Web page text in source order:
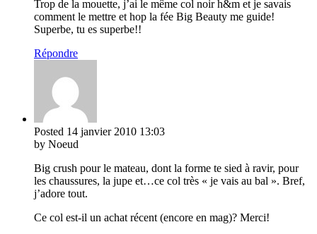
Trop de la mouette, j’ai le même col noir h&m et je savais
comment le mettre et hop la fée Big Beauty me guide!
Superbe, tu es superbe!!
Répondre
Posted 14 janvier 2010 13:03
by Noeud
Big crush pour le mateau, dont la forme te sied à ravir, pour
les chaussures, la jupe et…ce col très « je vais au bal ». Bref,
j’adore tout.
Ce col est-il un achat récent (encore en mag)? Merci!